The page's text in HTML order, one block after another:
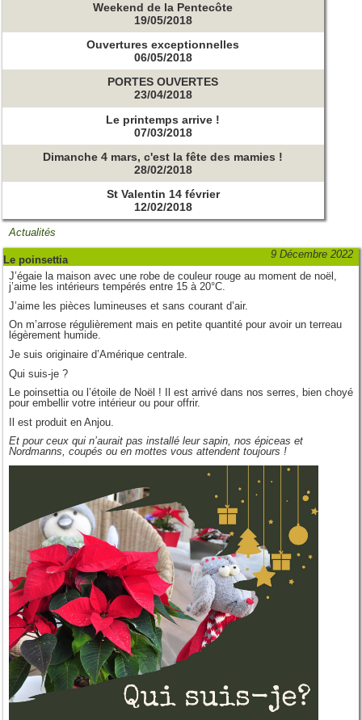
Weekend de la Pentecôte
19/05/2018
Ouvertures exceptionnelles
06/05/2018
PORTES OUVERTES
23/04/2018
Le printemps arrive !
07/03/2018
Dimanche 4 mars, c'est la fête des mamies !
28/02/2018
St Valentin 14 février
12/02/2018
Actualités
9 Décembre 2022
Le poinsettia
J’égaie la maison avec une robe de couleur rouge au moment de noël,
j’aime les intérieurs tempérés entre 15 à 20°C.
J’aime les pièces lumineuses et sans courant d’air.
On m’arrose régulièrement mais en petite quantité pour avoir un terreau
légèrement humide.
Je suis originaire d’Amérique centrale.
Qui suis-je ?
Le poinsettia ou l’étoile de Noël ! Il est arrivé dans nos serres, bien choyé
pour embellir votre intérieur ou pour offrir.
Il est produit en Anjou.
Et pour ceux qui n’aurait pas installé leur sapin, nos épiceas et
Nordmanns, coupés ou en mottes vous attendent toujours !